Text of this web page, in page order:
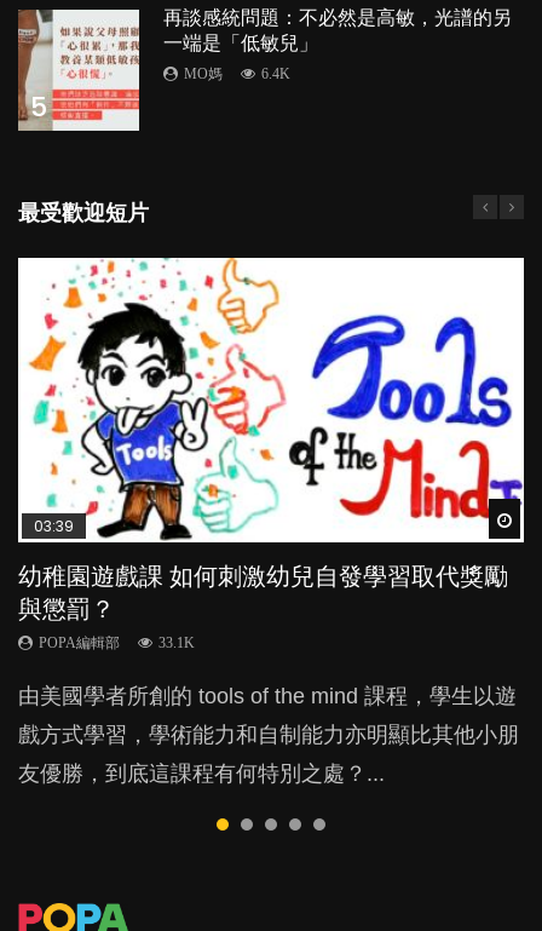
5
再談感統問題：不必然是高敏，光譜的另
一端是「低敏兒」
MO媽 6.4K
最受歡迎短片
03:39
幼稚園遊戲課 如何刺激幼兒自發學習取代獎勵
與懲罰？
POPA編輯部 33.1K
由美國學者所創的 tools of the mind 課程，學生以遊
戲方式學習，學術能力和自制能力亦明顯比其他小朋
友優勝，到底這課程有何特別之處？...
04:59
幼兒playgroup真係玩耍中學習？研究指BB 15個
月大前上堂不見效果
POPA編輯部 47.1K
現今小朋友的起跑線，愈推愈前。雖然政府並無官方
的統計數字，但粗略估算，香港至少有六、七百家早
期教育中心，但孩子是否愈早上Playgroup愈好？...
03:02
老公患產後憂鬱症對BB的影響
POPA編輯部
鬱，影響日常生活，嚴重的甚至會有自殺，或傷害小
朋友的念頭。但為何爸爸患上產後抑鬱往往難以察
覺？...
04:06
全職好？在職好？｜全職媽媽與在職媽媽的壓
力與價值
POPA編輯部 25.8K
許多媽媽心底可能都有一刻掙扎過：究竟全職好，還
是在職好。雖說每個家庭都有自己的獨特狀況和考慮
因素，但原來全職和在職媽媽所養育的子女其實都各
04:18
凡事以BB為中心，就係好爸媽？｜別忽視父母
的身心虛耗
POPA編輯部 31.5K
父母日夜無間、身心俱疲地照顧BB，如何做到正向
教養？部份父母更會為了小朋友放棄自己的嗜好、減
少出席朋友聚會等等，你以為會換來美好的親子關